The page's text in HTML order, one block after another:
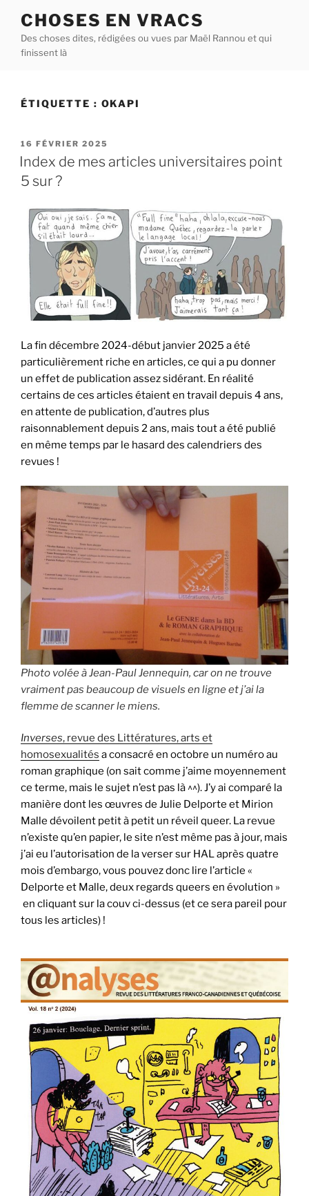
contenu
principal
CHOSES EN VRACS
Des choses dites, rédigées ou vues par Maël Rannou et qui
finissent là
ÉTIQUETTE : OKAPI
PUBLIÉ
LE
16 FÉVRIER 2025
Index de mes articles universitaires point
5 sur ?
La fin décembre 2024-début janvier 2025 a été
particulièrement riche en articles, ce qui a pu donner
un effet de publication assez sidérant. En réalité
certains de ces articles étaient en travail depuis 4 ans,
en attente de publication, d’autres plus
raisonnablement depuis 2 ans, mais tout a été publié
en même temps par le hasard des calendriers des
revues !
Photo volée à Jean-Paul Jennequin, car on ne trouve
vraiment pas beaucoup de visuels en ligne et j’ai la
flemme de scanner le miens.
Inverses, revue des Littératures, arts et
homosexualités a consacré en octobre un numéro au
roman graphique (on sait comme j’aime moyennement
ce terme, mais le sujet n’est pas là ^^). J’y ai comparé la
manière dont les œuvres de Julie Delporte et Mirion
Malle dévoilent petit à petit un réveil queer. La revue
n’existe qu’en papier, le site n’est même pas à jour, mais
j’ai eu l’autorisation de la verser sur HAL après quatre
mois d’embargo, vous pouvez donc lire l’article «
Delporte et Malle, deux regards queers en évolution »
en cliquant sur la couv ci-dessus (et ce sera pareil pour
tous les articles) !